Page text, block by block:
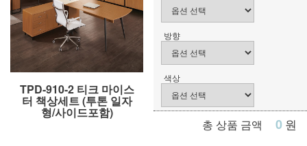
TPD-910-2 티크 마이스
터 책상세트 (투톤 일자
형/사이드포함)
방향
색상
총 상품 금액 0 원